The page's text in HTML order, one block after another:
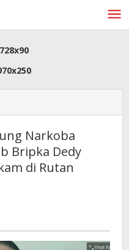
Narkoba
Bripka Dedy
di Rutan